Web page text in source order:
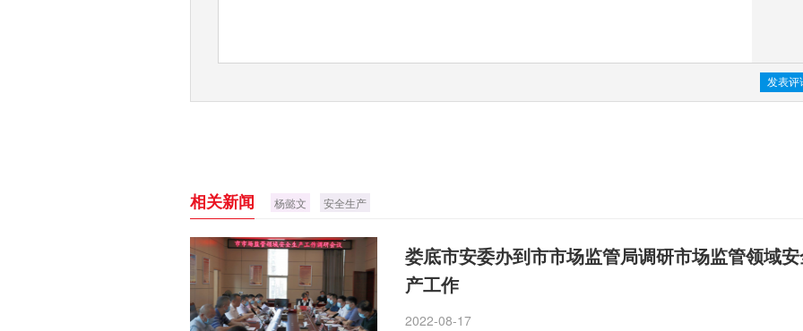
相关新闻 杨懿文 安全生产
娄底市安委办到市市场监管局调研市场监管领域
产工作
2022-08-17